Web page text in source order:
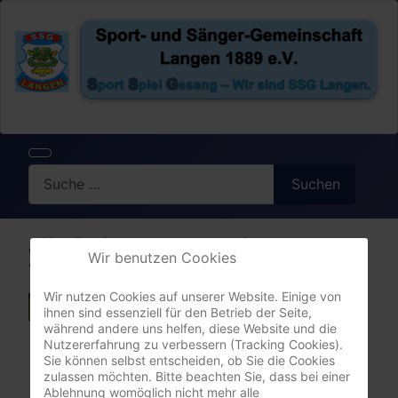
Suchen
alle Belegungs- und
Veranstaltungstermine
Sparkassen-Cup: FC Anbessa
Wir benutzen Cookies
Wir nutzen Cookies auf unserer Website. Einige von
ihnen sind essenziell für den Betrieb der Seite,
während andere uns helfen, diese Website und die
Nutzererfahrung zu verbessern (Tracking Cookies).
Sie können selbst entscheiden, ob Sie die Cookies
zulassen möchten. Bitte beachten Sie, dass bei einer
Ablehnung womöglich nicht mehr alle